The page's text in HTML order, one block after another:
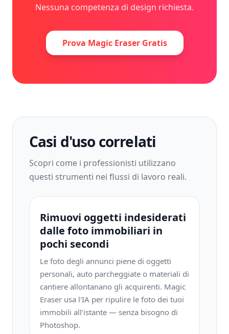
Nessuna competenza di design richiesta.
Prova Magic Eraser Gratis
Casi d'uso correlati
Scopri come i professionisti utilizzano
questi strumenti nei flussi di lavoro reali.
Rimuovi oggetti indesiderati
dalle foto immobiliari in
pochi secondi
Le foto degli annunci piene di oggetti
personali, auto parcheggiate o materiali di
cantiere allontanano gli acquirenti. Magic
Eraser usa l'IA per ripulire le foto dei tuoi
immobili all'istante — senza bisogno di
Photoshop.